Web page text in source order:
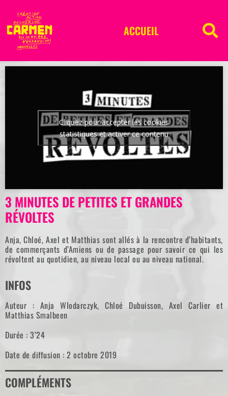
ACCUEIL
Cliquez pour accepter les cookies
statistiques et activer ce contenu
3 MINUTES DE PETITES ET GRANDES
RÉVOLTES
Anja, Chloé, Axel et Matthias sont allés à la rencontre d’habitants,
de commerçants d’Amiens ou de passage pour savoir ce qui les
révoltent au quotidien, au niveau local ou au niveau national.
INFOS
Auteur : Anja Wlodarczyk, Chloé Dubuisson, Axel Carlier et
Matthias Smalbeen
Durée : 3’24
Date de diffusion : 2 octobre 2019
COMPLÉMENTS